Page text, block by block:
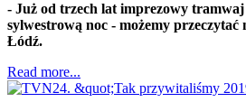
- Już od trzech lat imprezowy
sylwestrową noc - możemy
Łódź.
Read more...